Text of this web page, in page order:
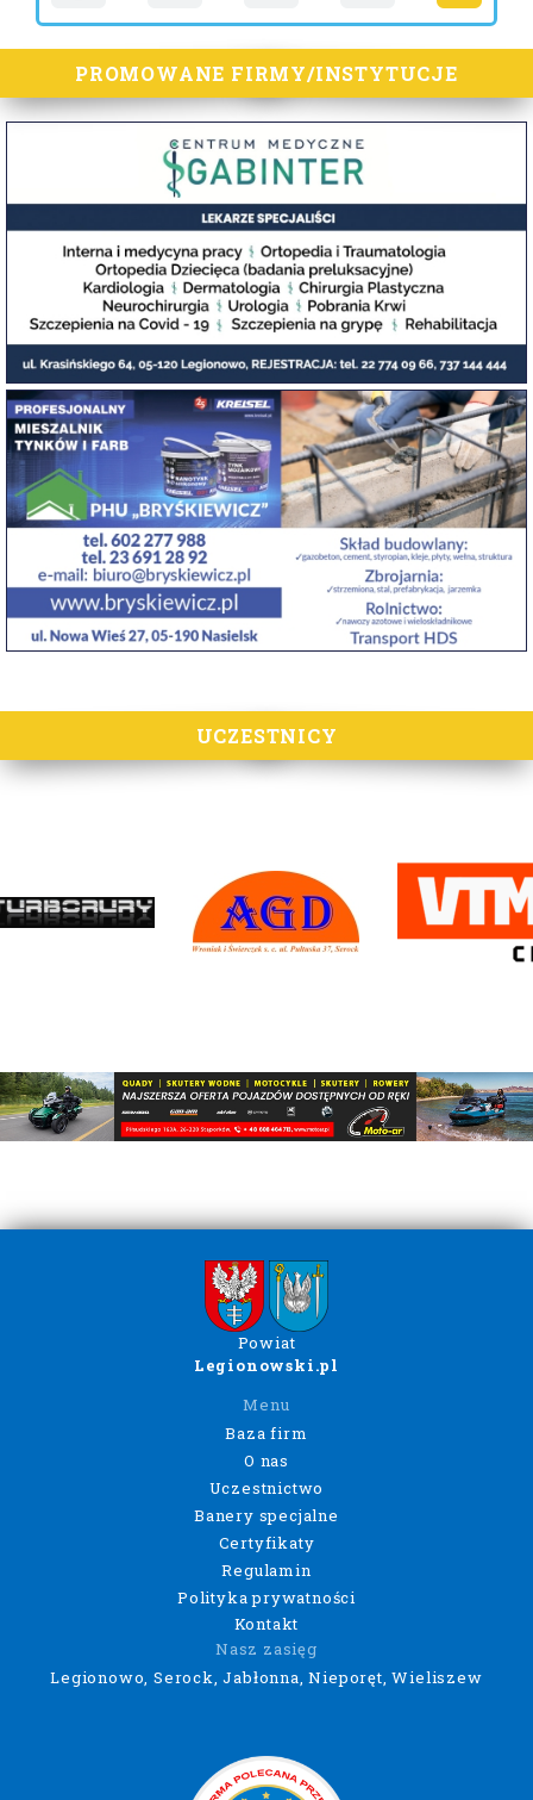
PROMOWANE FIRMY/INSTYTUCJE
UCZESTNICY
Powiat
Legionowski.pl
Menu
Baza firm
O nas
Uczestnictwo
Banery specjalne
Certyfikaty
Regulamin
Polityka prywatności
Kontakt
Nasz zasięg
Legionowo, Serock, Jabłonna, Nieporęt, Wieliszew